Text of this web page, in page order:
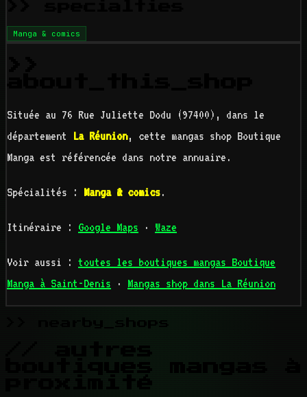
Manga & comics
Située au 76 Rue Juliette Dodu (97400), dans le
département La Réunion, cette mangas shop Boutique
Manga est référencée dans notre annuaire.
Spécialités : Manga & comics.
Itinéraire : Google Maps · Waze
Voir aussi : toutes les boutiques mangas Boutique
Manga à Saint-Denis · Mangas shop dans La Réunion
>> nearby_shops
// autres
boutiques mangas à
proximité